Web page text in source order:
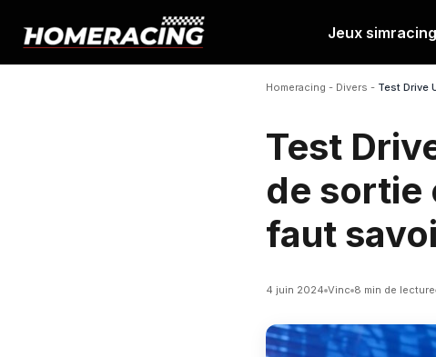
Aller
Jeux simracing
Homeracing - Divers - Test Drive
Test
de sortie
faut
4 juin 2024 Vinc 8 min de lecture